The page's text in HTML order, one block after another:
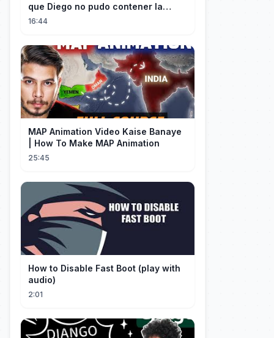
que Diego no pudo contener la
emoción al conocer a su ídolo
16:44
MAP Animation Video Kaise Banaye
| How To Make MAP Animation
25:45
How to Disable Fast Boot (play with
audio)
2:01